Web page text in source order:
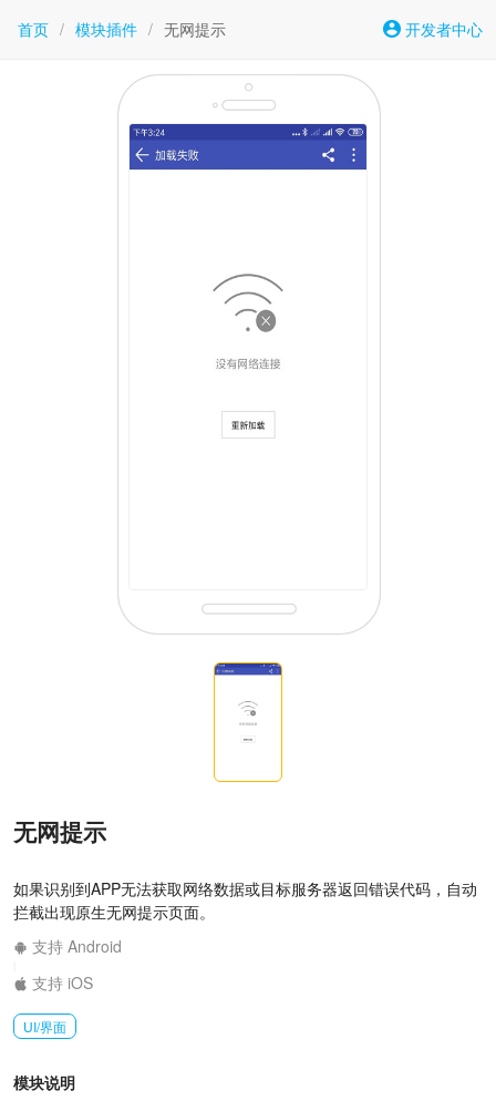
首页 / 模块插件 / 无网提示 开发者中心
无网提示
如果识别到APP无法获取网络数据或目标服务器返回错误代码，自动
拦截出现原生无网提示页面。
支持 Android
支持 iOS
UI/界面
模块说明